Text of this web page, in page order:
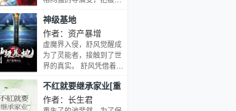
年前。
人，据说是蒋家掉包的狸
猫，网上一蜂窝嘲讽节目
组想红想疯了 官博官宣照
片之后 ：其实爬个墙也不
是不可以 后来直播现场，
卷毛猫眼的少年仿佛古堡
里精致的小少爷，一手钢
琴弹得飞起，下棋写字样
样精通 ：md，说好的废
物呢？？真香 不信邪的黑
巨星的故事本文源自于作
者一直以来的怨念：为啥
被潜规则的都是小受，就
不能有一个又毒舌又高高
在上的美人受，把勤勤恳
吗？然后成了大神的小攻
还像没成名时一样，花心
又毒舌的导演受跟女王一
神级基地
作者：资产暴增
虚魔界入侵，舒风觉醒成
为了灵能者，接触到了世
界的真实。 舒风凭借着体
魔界、侵蚀界、人间界三
界之中一步步崛起，最终
踏足巅峰。…
不红就要继承家业[重
生]
作者：长生君